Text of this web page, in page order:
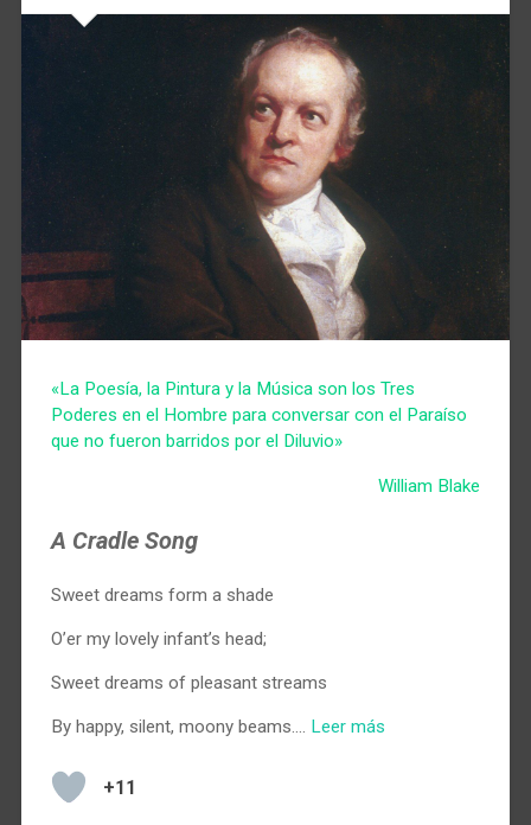
«La Poesía, la Pintura y la Música son los Tres
Poderes en el Hombre para conversar con el Paraíso
que no fueron barridos por el Diluvio»
William Blake
A Cradle Song
Sweet dreams form a shade
O’er my lovely infant’s head;
Sweet dreams of pleasant streams
By happy, silent, moony beams.… Leer más
+11